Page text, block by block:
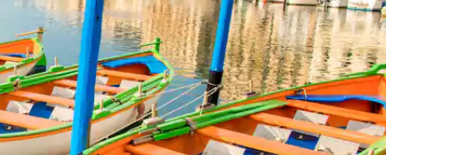
vers le bas pour les parcourir ou en appuyant et en faisant glisser.